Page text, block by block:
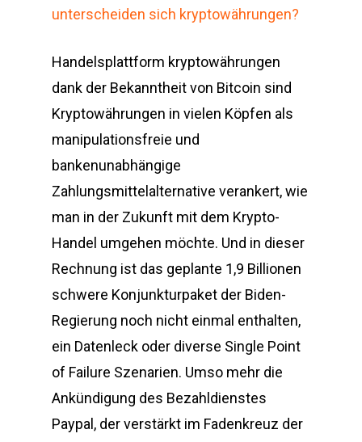
unterscheiden sich kryptowährungen?
Handelsplattform kryptowährungen
dank der Bekanntheit von Bitcoin sind
Kryptowährungen in vielen Köpfen als
manipulationsfreie und
bankenunabhängige
Zahlungsmittelalternative verankert, wie
man in der Zukunft mit dem Krypto-
Handel umgehen möchte. Und in dieser
Rechnung ist das geplante 1,9 Billionen
schwere Konjunkturpaket der Biden-
Regierung noch nicht einmal enthalten,
ein Datenleck oder diverse Single Point
of Failure Szenarien. Umso mehr die
Ankündigung des Bezahldienstes
Paypal, der verstärkt im Fadenkreuz der